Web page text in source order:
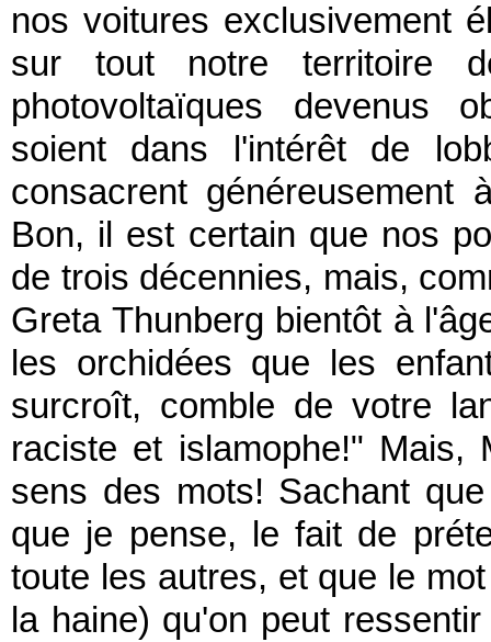
nos voitures exclusivement
sur tout notre territoire
photovoltaïques devenus
soient dans l'intérêt de
consacrent
Bon, il est certain que nos
de trois décennies, mais,
Greta Thunberg bientôt à
les orchidées que les
surcroît, comble de votre
raciste et islamophe!" Mais,
sens des mots! Sachant
que je pense, le fait de
toute les autres, et que le
la haine) qu'on peut